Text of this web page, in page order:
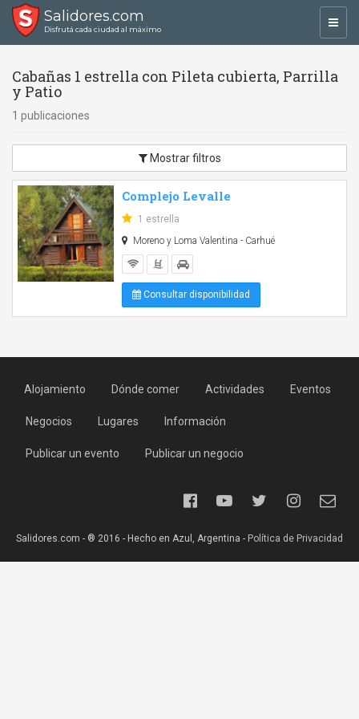
Salidores.com
Disfrutá cada ciudad al máximo
Cabañas 1 estrella con Pileta cubierta, Parrilla
y Patio
1 publicaciones
Mostrar filtros
Complejo Levalle
1 estrella
Moreno y Loma Valentina - Carhué
Consultar disponibilidad
Alojamiento Dónde comer Actividades Eventos
Negocios Lugares Información
Publicar un evento Publicar un negocio
Salidores.com - ® 2016 - Hecho en Azul, Argentina - Política de Privacidad